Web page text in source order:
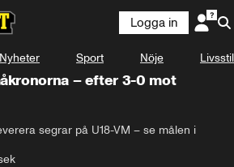
Logga in
Nyheter Sport Nöje Livsstil
– efter 3-0 mot
segrar på U18-VM – se målen i